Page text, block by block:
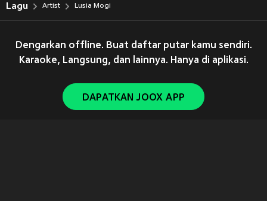
Lagu Artist Lusia Mogi
Dengarkan offline. Buat daftar putar kamu sendiri.
Karaoke, Langsung, dan lainnya. Hanya di aplikasi.
DAPATKAN JOOX APP